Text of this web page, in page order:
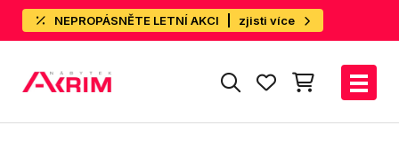
NEPROPÁSNĚTE LETNÍ AKCI zjisti více